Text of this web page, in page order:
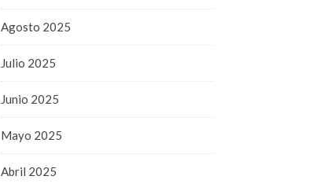
Agosto 2025
Julio 2025
Junio 2025
Mayo 2025
Abril 2025